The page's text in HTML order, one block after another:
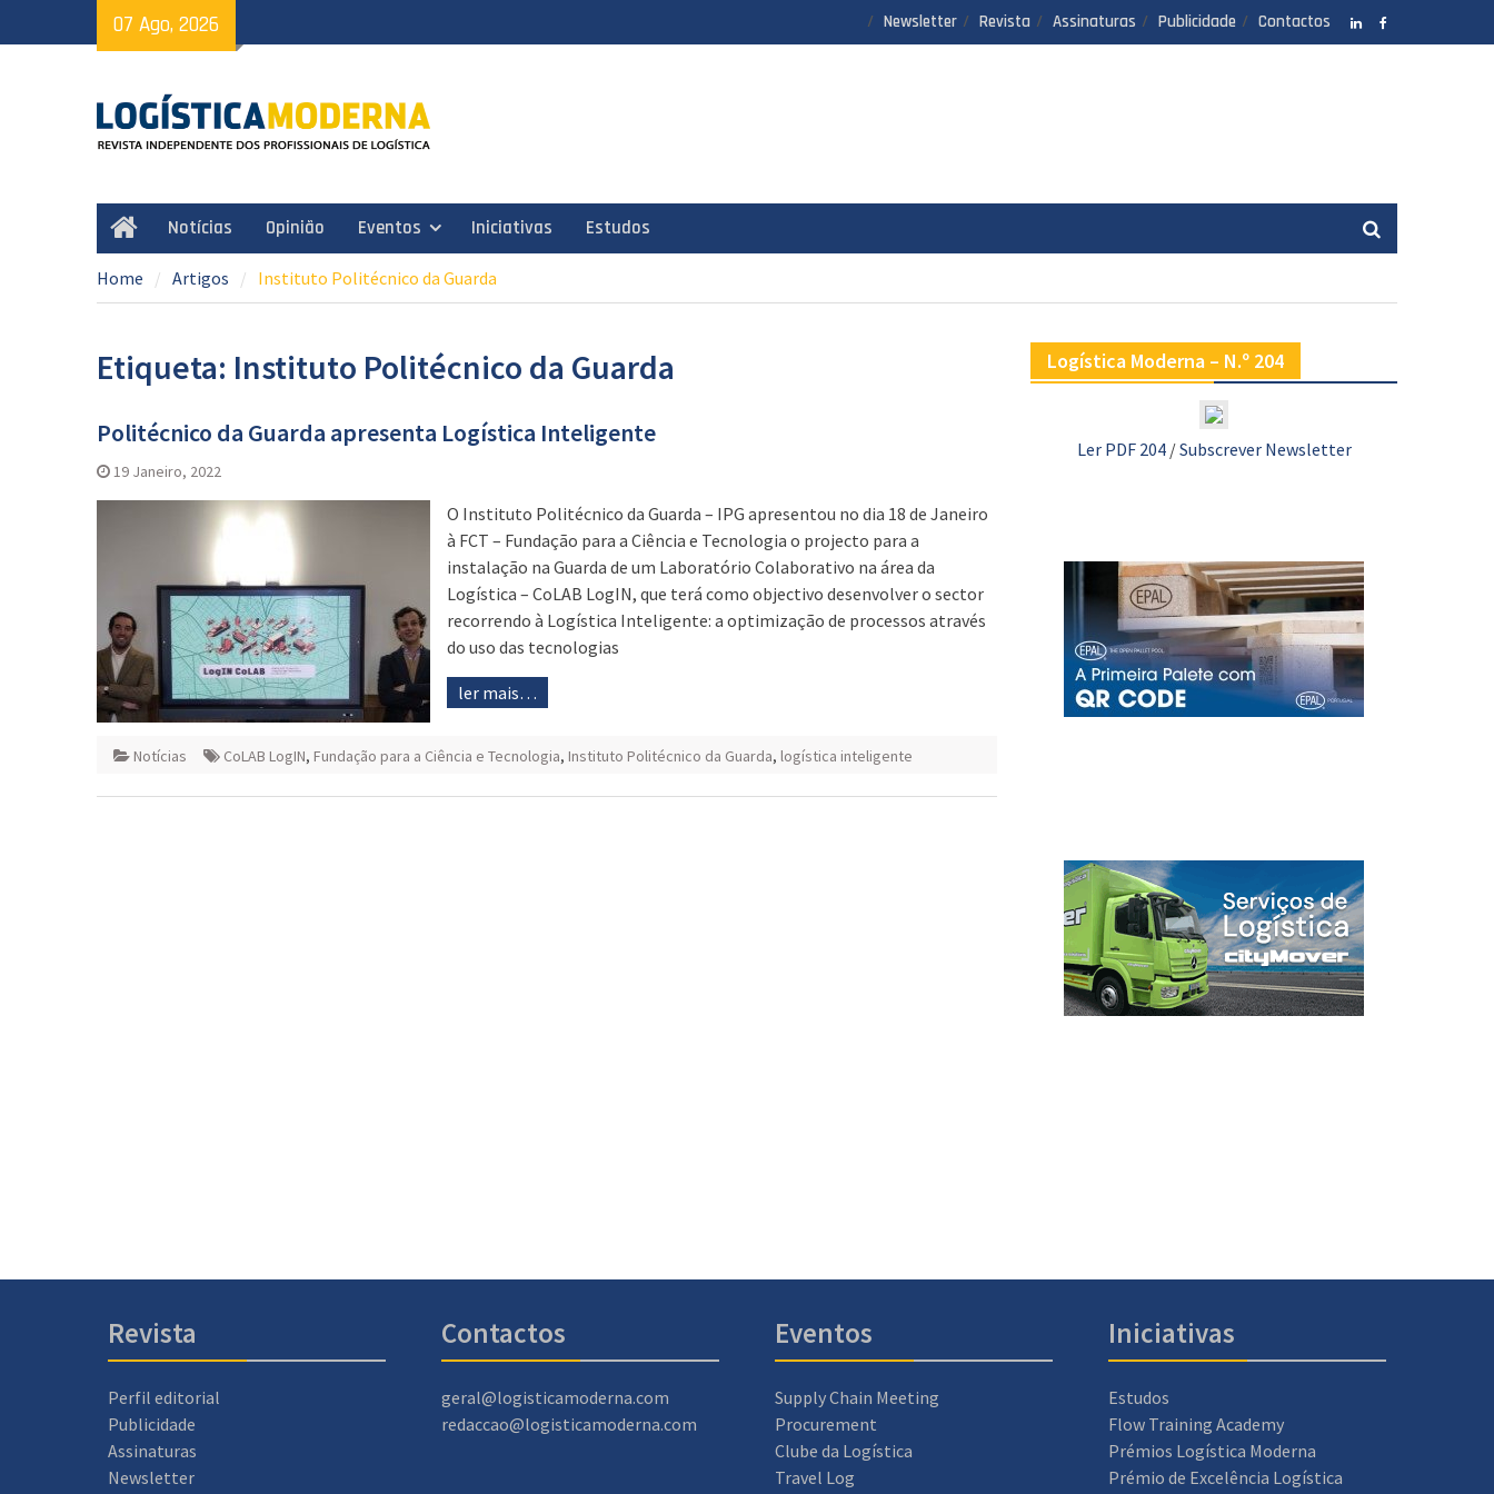
to
07 Ago, 2026 Newsletter Revista Assinaturas Publicidade Contactos
HomeNotícias Opinião Eventos Iniciativas Estudos
Home Artigos Instituto Politécnico da Guarda
Etiqueta: Instituto Politécnico da Guarda
Politécnico da Guarda apresenta Logística Inteligente
19 Janeiro, 2022
O Instituto Politécnico da Guarda – IPG apresentou no dia 18 de Janeiro
à FCT – Fundação para a Ciência e Tecnologia o projecto para a
instalação na Guarda de um Laboratório Colaborativo na área da
Logística – CoLAB LogIN, que terá como objectivo desenvolver o sector
recorrendo à Logística Inteligente: a optimização de processos através
do uso das tecnologias
ler mais…
Notícias CoLAB LogIN, Fundação para a Ciência e Tecnologia, Instituto Politécnico da Guarda, logística inteligente
Logística Moderna – N.º 204
Ler PDF 204/Subscrever Newsletter
Revista
Perfil editorial
Publicidade
Assinaturas
Newsletter
Contactos
geral@logisticamoderna.com
redaccao@logisticamoderna.com
Eventos
Supply Chain Meeting
Procurement
Clube da Logística
Travel Log
Iniciativas
Estudos
Flow Training Academy
Prémios Logística Moderna
Prémio de Excelência Logística